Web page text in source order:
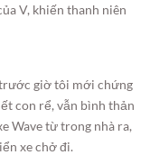
V, khiến thanh niên
trước giờ tôi mới chứng
con rể, vẫn bình thản
Wave từ trong nhà ra,
xe chở đi.